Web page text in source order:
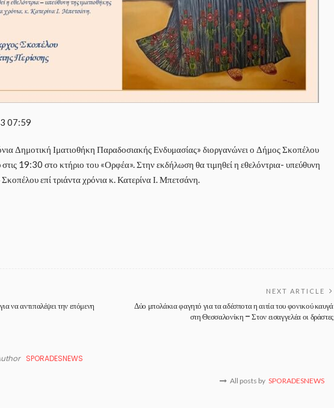
07:59
Δημοτική Ιματιοθήκη Παραδοσιακής Ενδυμασίας» διοργανώνει ο Δήμος Σκοπέλου
19:30 στο κτήριο του «Ορφέα». Στην εκδήλωση θα τιμηθεί η εθελόντρια- υπεύθυνη
επί τριάντα χρόνια κ. Κατερίνα Ι. Μπετσάνη.
να αντιπαλέψει την επόμενη
NEXT ARTICLE
Δύο μπολάκια φαγητό για τα αδέσποτα η αιτία του φονικού καυγά
στη Θεσσαλονίκη – Στον εισαγγελέα οι δράστες
SPORADESNEWS
All posts by SPORADESNEWS